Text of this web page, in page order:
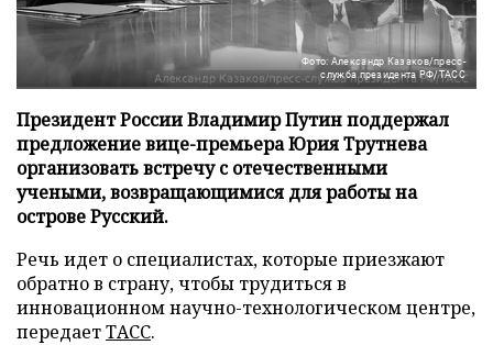
Фото: Александр Казаков/пресс-
служба президента РФ/ТАСС
Президент России Владимир Путин поддержал
предложение вице-премьера Юрия Трутнева
организовать встречу с отечественными
учеными, возвращающимися для работы на
острове Русский.
Речь идет о специалистах, которые приезжают
обратно в страну, чтобы трудиться в
инновационном научно-технологическом центре,
передаетТАСС.